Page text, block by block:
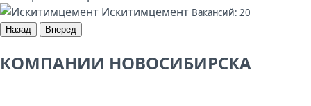
Искитимцемент Вакансий: 20
Назад Вперед
КОМПАНИИ НОВОСИБИРСКА